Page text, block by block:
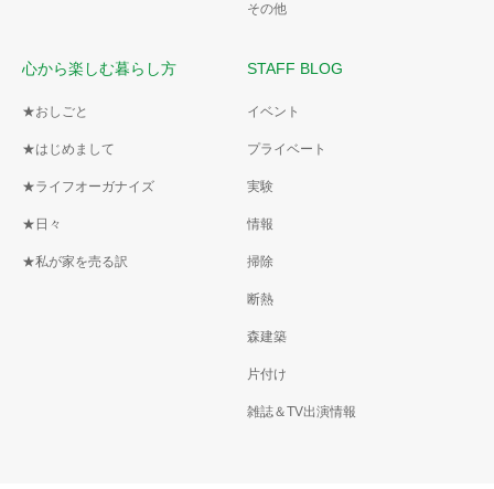
その他
心から楽しむ暮らし方
★おしごと
★はじめまして
★ライフオーガナイズ
★日々
★私が家を売る訳
STAFF BLOG
イベント
プライベート
実験
情報
掃除
断熱
森建築
片付け
雑誌＆TV出演情報